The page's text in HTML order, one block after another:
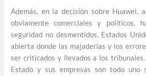
Además, en la decisión sobre Huawei,
obviamente comerciales y políticos,
seguridad no desmentidos. Estados
abierta donde las majaderías y los
ser criticados y llevados a los tribunales.
Estado y sus empresas son todo uno